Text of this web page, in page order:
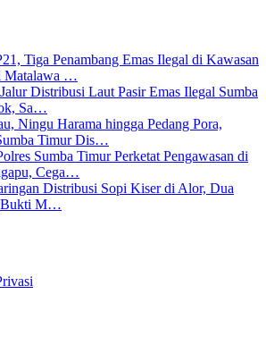
Tiga Penambang Emas Ilegal di Kawasan
Matalawa …
Distribusi Laut Pasir Emas Ilegal Sumba
Sa…
Ningu Harama hingga Pedang Pora,
Timur Dis…
Sumba Timur Perketat Pengawasan di
Cega…
Distribusi Sopi Kiser di Alor, Dua
Bukti M…